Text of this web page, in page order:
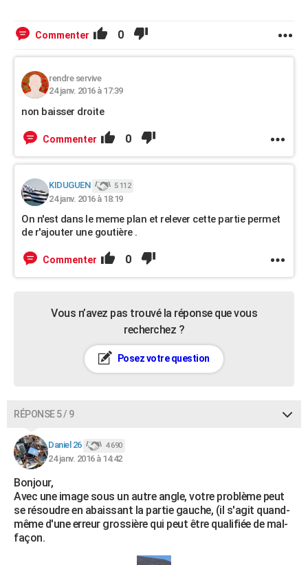
Commenter 0
rendre servive
24 janv. 2016 à 17:39
non baisser droite
Commenter 0
KIDUGUEN 5 112
24 janv. 2016 à 18:19
On n'est dans le meme plan et relever cette partie permet
de r'ajouter une goutière .
Commenter 0
Vous n’avez pas trouvé la réponse que vous
recherchez ?
Posez votre question
RÉPONSE 5 / 9
Daniel 26 4 690
24 janv. 2016 à 14:42
Bonjour,
Avec une image sous un autre angle, votre problème peut
se résoudre en abaissant la partie gauche, (il s'agit quand-
même d'une erreur grossière qui peut être qualifiée de mal-
façon.